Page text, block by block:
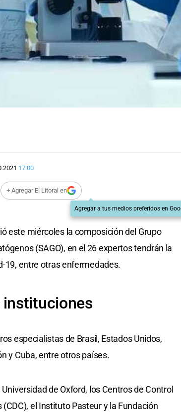
17:00
+ Agregar El Litoral en
Agregar a tus medios preferidos en
este miércoles la composición del Grupo
(SAGO), en el 26 expertos tendrán la
19, entre otras enfermedades.
instituciones
especialistas de Brasil, Estados Unidos,
y Cuba, entre otros países.
de Oxford, los Centros de Control
el Instituto Pasteur y la Fundación